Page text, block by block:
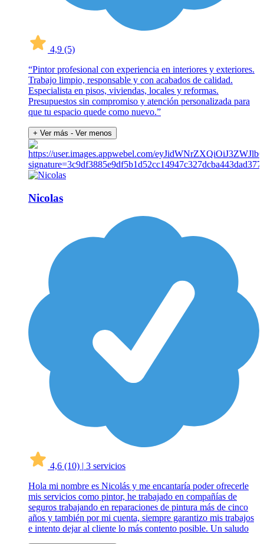
4,9 (5)
“Pintor profesional con experiencia en interiores y exteriores.
Trabajo limpio, responsable y con acabados de calidad.
Especialista en pisos, viviendas, locales y reformas.
Presupuestos sin compromiso y atención personalizada para
que tu espacio quede como nuevo.”
+ Ver más - Ver menos
Nicolas
4,6 (10) | 3 servicios
Hola mi nombre es Nicolás y me encantaría poder ofrecerle
mis servicios como pintor, he trabajado en compañías de
seguros trabajando en reparaciones de pintura más de cinco
años y también por mi cuenta, siempre garantizo mis trabajos
e intento dejar al cliente lo más contento posible. Un saludo